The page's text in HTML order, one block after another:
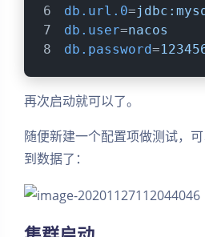
db.url.0=
db.user=nacos
db.password=
再次启动就可以了。
随便新建一个配置项做测试，
到数据了：